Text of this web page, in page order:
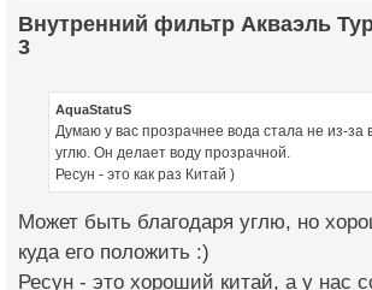
Внутренний фильтр Акваэль Турбо 1100 - стр.
3
AquaStatuS
Думаю у вас прозрачнее вода стала не из-за
углю. Он делает воду прозрачной.
Ресун - это как раз Китай )
Может быть благодаря углю, но
куда его положить :)
Ресун - это хороший китай, а у нас